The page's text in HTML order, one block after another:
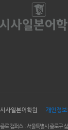
시사일본어학원 개인정
종로 캠퍼스 서울특별시 종로구